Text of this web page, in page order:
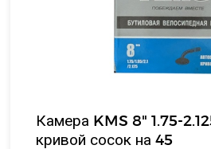
Камера KMS 8" 1.75-
кривой сосок на 45